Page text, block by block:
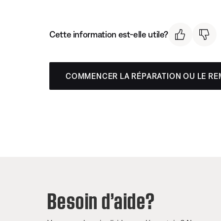
Cette information est-elle utile?
COMMENCER LA RÉPARATION OU LE
Besoin d’aide?